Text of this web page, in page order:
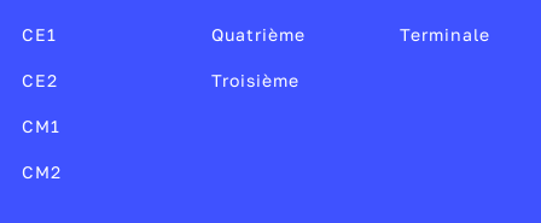
CE1
CE2
CM1
CM2
Quatrième
Troisième
Terminale